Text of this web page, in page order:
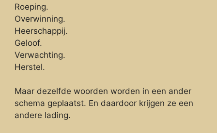
Roeping.
Overwinning.
Heerschappij.
Geloof.
Verwachting.
Herstel.
Maar dezelfde woorden worden in een ander
schema geplaatst. En daardoor krijgen ze een
andere lading.